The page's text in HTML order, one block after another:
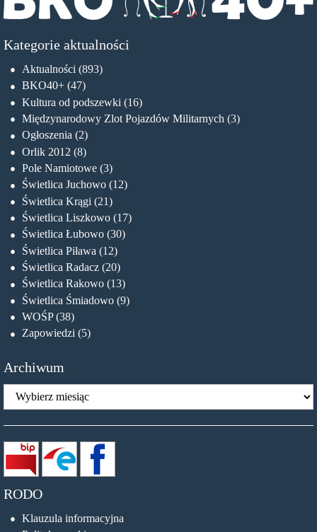
Kategorie aktualności
Aktualności (893)
BKO40+ (47)
Kultura od podszewki (16)
Międzynarodowy Zlot Pojazdów Militarnych (3)
Ogłoszenia (2)
Orlik 2012 (8)
Pole Namiotowe (3)
Świetlica Juchowo (12)
Świetlica Krągi (21)
Świetlica Liszkowo (17)
Świetlica Łubowo (30)
Świetlica Piława (12)
Świetlica Radacz (20)
Świetlica Rakowo (13)
Świetlica Śmiadowo (9)
WOŚP(38)
Zapowiedzi (5)
Archiwum
Archiwum
RODO
Klauzula informacyjna